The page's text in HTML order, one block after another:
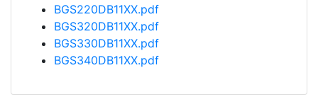
BGS220DB11XX.pdf
BGS320DB11XX.pdf
BGS330DB11XX.pdf
BGS340DB11XX.pdf